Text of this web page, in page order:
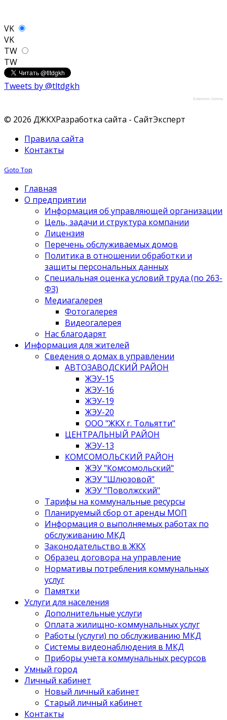
VK
VK
TW
TW
Tweets by @tltdgkh
Extension Joomla
© 2026 ДЖКХРазработка сайта - СайтЭксперт
Правила сайта
Контакты
Goto Top
Главная
О предприятии
Информация об управляющей организации
Цель, задачи и структура компании
Лицензия
Перечень обслуживаемых домов
Политика в отношении обработки и
защиты персональных данных
Специальная оценка условий труда (по 263-
ФЗ)
Медиагалерея
Фотогалерея
Видеогалерея
Нас благодарят
Информация для жителей
Сведения о домах в управлении
АВТОЗАВОДСКИЙ РАЙОН
ЖЭУ-15
ЖЭУ-16
ЖЭУ-19
ЖЭУ-20
ООО "ЖКХ г. Тольятти"
ЦЕНТРАЛЬНЫЙ РАЙОН
ЖЭУ-13
КОМСОМОЛЬСКИЙ РАЙОН
ЖЭУ "Комсомольский"
ЖЭУ "Шлюзовой"
ЖЭУ "Поволжский"
Тарифы на коммунальные ресурсы
Планируемый сбор от аренды МОП
Информация о выполняемых работах по
обслуживанию МКД
Законодательство в ЖКХ
Образец договора на управление
Нормативы потребления коммунальных
услуг
Памятки
Услуги для населения
Дополнительные услуги
Оплата жилищно-коммунальных услуг
Работы (услуги) по обслуживанию МКД
Системы видеонаблюдения в МКД
Приборы учета коммунальных ресурсов
Умный город
Личный кабинет
Новый личный кабинет
Старый личный кабинет
Контакты